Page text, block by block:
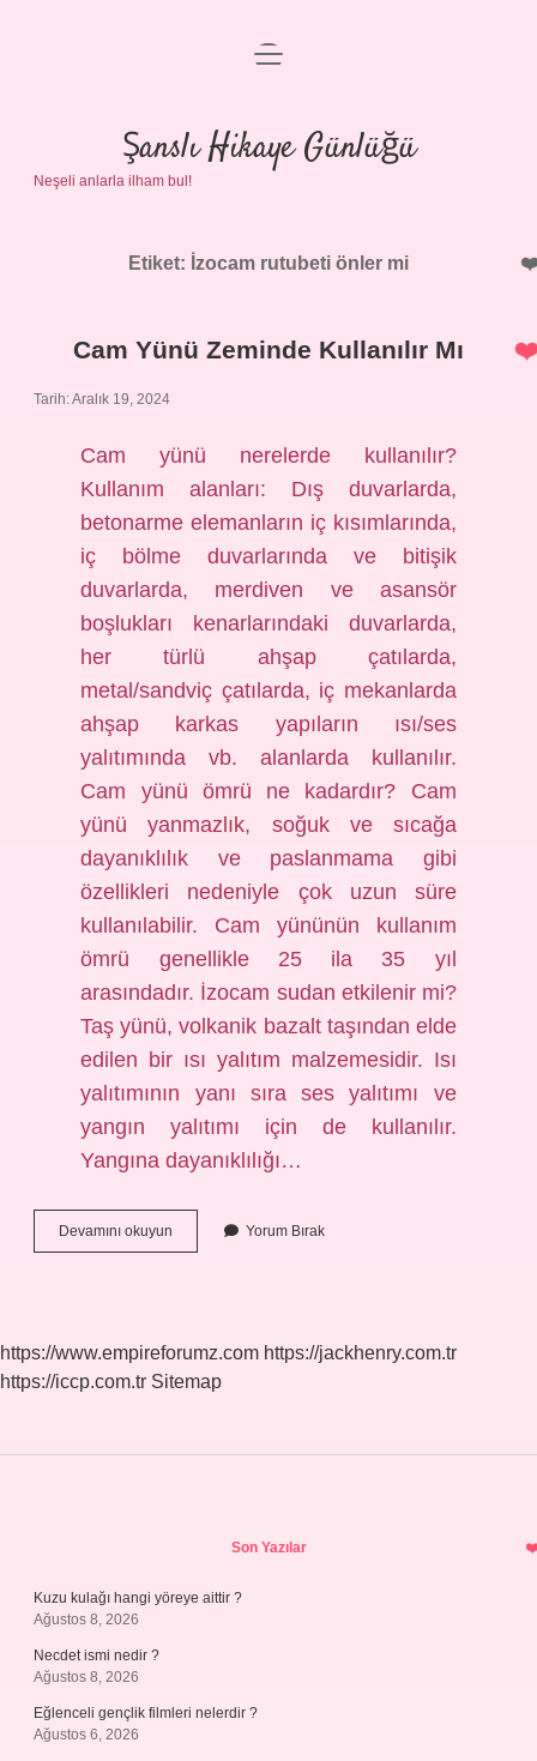
Anasayfa
Gizlilik Politikası
menüyü
Şanslı Hikaye Günlüğü
Neşeli anlarla ilham bul!
Etiket: İzocam rutubeti önler mi
Cam Yünü Zeminde Kullanılır Mı
Tarih: Aralık 19, 2024
Cam yünü nerelerde kullanılır?
Kullanım alanları: Dış duvarlarda,
betonarme elemanların iç kısımlarında,
iç bölme duvarlarında ve bitişik
duvarlarda, merdiven ve asansör
boşlukları kenarlarındaki duvarlarda,
her türlü ahşap çatılarda,
metal/sandviç çatılarda, iç mekanlarda
ahşap karkas yapıların ısı/ses
yalıtımında vb. alanlarda kullanılır.
Cam yünü ömrü ne kadardır? Cam
yünü yanmazlık, soğuk ve sıcağa
dayanıklılık ve paslanmama gibi
özellikleri nedeniyle çok uzun süre
kullanılabilir. Cam yününün kullanım
ömrü genellikle 25 ila 35 yıl
arasındadır. İzocam sudan etkilenir mi?
Taş yünü, volkanik bazalt taşından elde
edilen bir ısı yalıtım malzemesidir. Isı
yalıtımının yanı sıra ses yalıtımı ve
yangın yalıtımı için de kullanılır.
Yangına dayanıklılığı…
Devamını okuyun
Yünü
Yorum Bırak
https://www.empireforumz.com https://jackhenry.com.tr
https://iccp.com.tr Sitemap
Son Yazılar
Kuzu kulağı hangi yöreye aittir ?
Ağustos 8, 2026
Necdet ismi nedir ?
Ağustos 8, 2026
Eğlenceli gençlik filmleri nelerdir ?
Ağustos 6, 2026